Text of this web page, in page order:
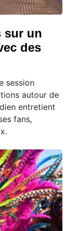
sur un
des
session
autour de
entretient
fans,